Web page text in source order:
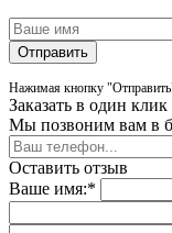
Отправить
Нажимая кнопку
Заказать в один клик
Мы позвоним вам в
Оставить отзыв
Ваше имя:*